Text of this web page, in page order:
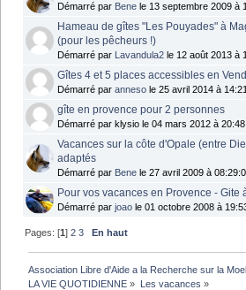
Démarré par Bene le 13 septembre 2009 à
Hameau de gîtes "Les Pouyades" à
(pour les pêcheurs !)
Démarré par Lavandula2 le 12 août 2013 à
Gîtes 4 et 5 places accessibles en
Démarré par anneso le 25 avril 2014 à
gîte en provence pour 2 personnes
Démarré par klysio le 04 mars 2012 à
Vacances sur la côte d'Opale (entre
adaptés
Démarré par Bene le 27 avril 2009 à
Pour vos vacances en Provence - Gite
Démarré par joao le 01 octobre 2008 à
Pages: [1]2 3 En haut
Association Libre d'Aide a la Recherche sur la
LA VIE QUOTIDIENNE » Les vacances »